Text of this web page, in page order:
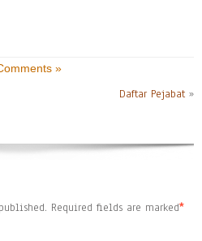
»
Daftar Pejabat »
Required fields are marked*